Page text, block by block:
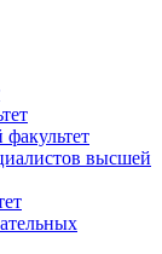
высшей